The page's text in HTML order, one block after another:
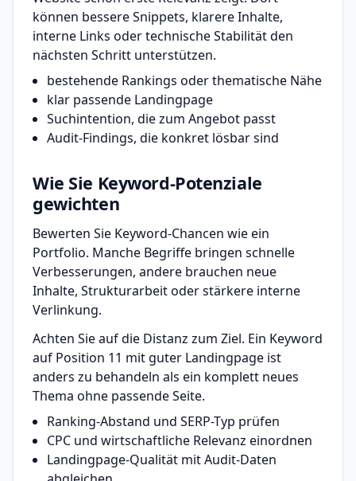
können bessere Snippets, klarere Inhalte,
interne Links oder technische Stabilität den
nächsten Schritt unterstützen.
bestehende Rankings oder thematische Nähe
klar passende Landingpage
Suchintention, die zum Angebot passt
Audit-Findings, die konkret lösbar sind
Wie Sie Keyword-Potenziale
gewichten
Bewerten Sie Keyword-Chancen wie ein
Portfolio. Manche Begriffe bringen schnelle
Verbesserungen, andere brauchen neue
Inhalte, Strukturarbeit oder stärkere interne
Verlinkung.
Achten Sie auf die Distanz zum Ziel. Ein Keyword
auf Position 11 mit guter Landingpage ist
anders zu behandeln als ein komplett neues
Thema ohne passende Seite.
Ranking-Abstand und SERP-Typ prüfen
CPC und wirtschaftliche Relevanz einordnen
Landingpage-Qualität mit Audit-Daten